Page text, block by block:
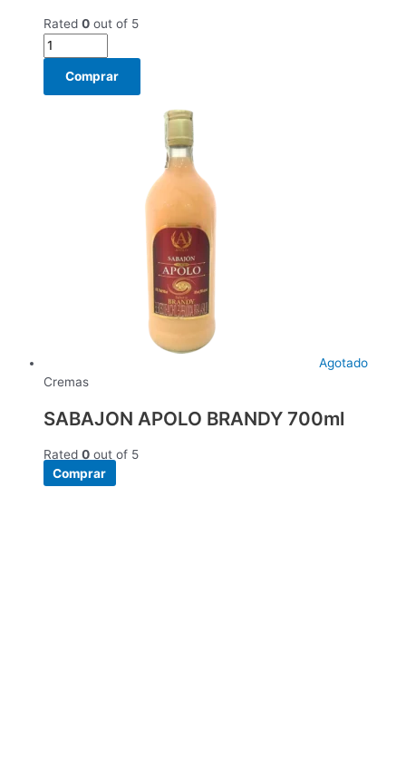
Rated 0 out of 5
Comprar
Agotado
Cremas
SABAJON APOLO BRANDY 700ml
Rated 0 out of 5
Comprar